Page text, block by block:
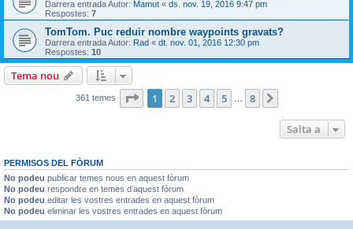
Darrera entrada Autor: Mamut « ds. nov. 19, 2016 9:47 pm
Respostes: 7
TomTom. Puc reduir nombre waypoints gravats?
Darrera entrada Autor: Rad « dt. nov. 01, 2016 12:30 pm
Respostes: 10
Tema nou
361 temes Pàgina de
1 2 3 4 5 8
Salta a
PERMISOS DEL FÒRUM
No podeu publicar temes nous en aquest fòrum
No podeu respondre en temes d’aquest fòrum
No podeu editar les vostres entrades en aquest fòrum
No podeu eliminar les vostres entrades en aquest fòrum